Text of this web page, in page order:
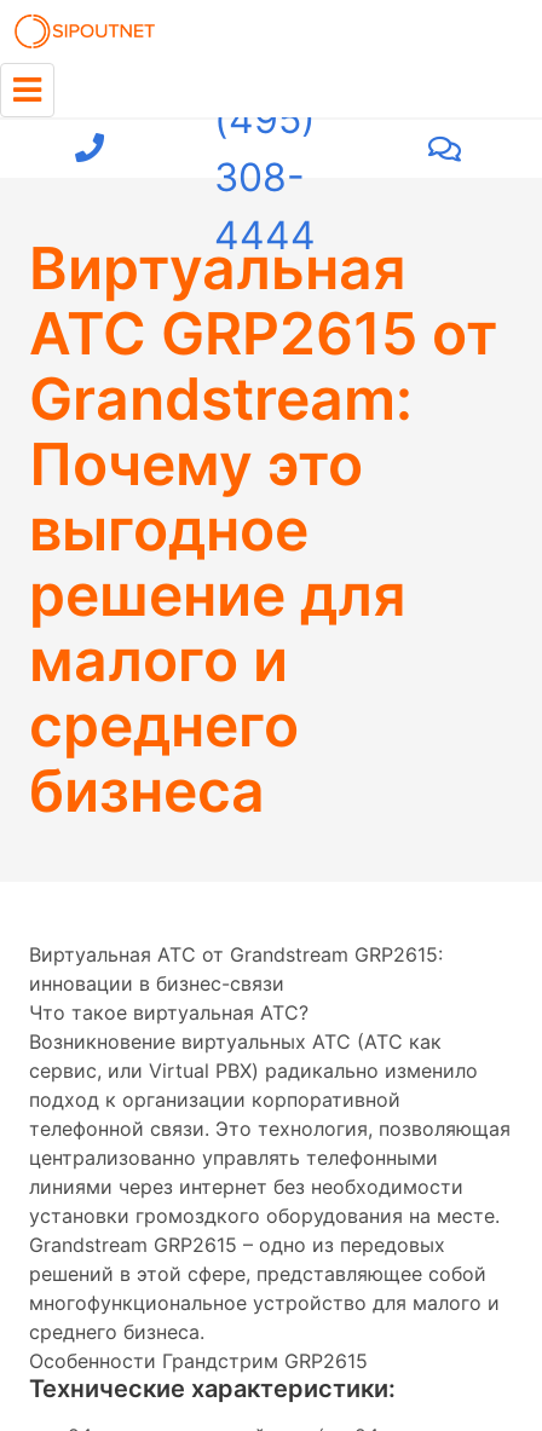
(495)
308-
4444
Виртуальная
АТС GRP2615 от
Grandstream:
Почему это
выгодное
решение для
малого и
среднего
бизнеса
Виртуальная АТС от Grandstream GRP2615:
инновации в бизнес-связи
Что такое виртуальная АТС?
Возникновение виртуальных АТС (АТС как
сервис, или Virtual PBX) радикально изменило
подход к организации корпоративной
телефонной связи. Это технология, позволяющая
централизованно управлять телефонными
линиями через интернет без необходимости
установки громоздкого оборудования на месте.
Grandstream GRP2615 – одно из передовых
решений в этой сфере, представляющее собой
многофункциональное устройство для малого и
среднего бизнеса.
Особенности Грандстрим GRP2615
Технические характеристики: